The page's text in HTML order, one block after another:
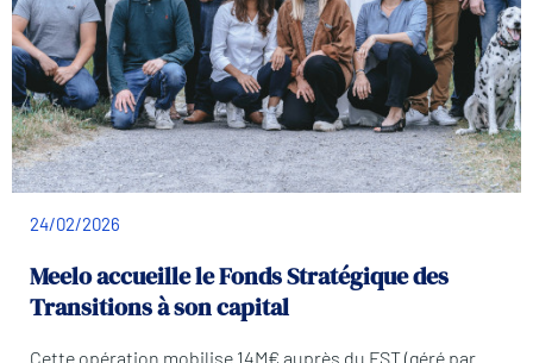
24/02/2026
Meelo accueille le Fonds Stratégique des
Transitions à son capital
Cette opération mobilise 14M€ auprès du FST (géré par